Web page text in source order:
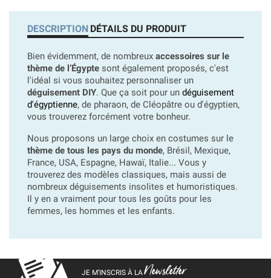
DESCRIPTION DÉTAILS DU PRODUIT
Bien évidemment, de nombreux accessoires sur le
thème de l’Égypte sont également proposés, c'est
l'idéal si vous souhaitez personnaliser un
déguisement DIY. Que ça soit pour un déguisement
d'égyptienne, de pharaon, de Cléopâtre ou d'égyptien,
vous trouverez forcément votre bonheur.
Nous proposons un large choix en costumes sur le
thème de tous les pays du monde, Brésil, Mexique,
France, USA, Espagne, Hawaï, Italie... Vous y
trouverez des modèles classiques, mais aussi de
nombreux déguisements insolites et humoristiques.
Il y en a vraiment pour tous les goûts pour les
femmes, les hommes et les enfants.
JE M’INSCRIS À LANewsletter